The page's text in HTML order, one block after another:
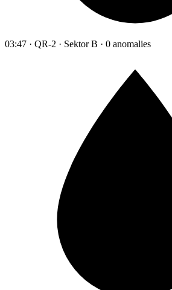
03:47 · QR-2 · Sektor B · 0 anomalies